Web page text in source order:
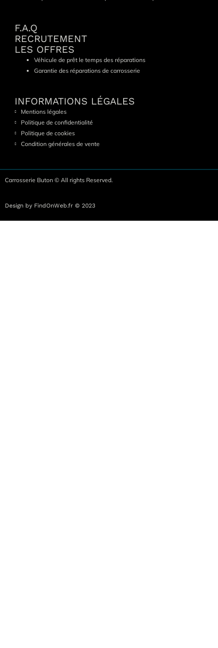
F.A.Q
RECRUTEMENT
LES OFFRES
Véhicule de prêt le temps des réparations
Garantie des réparations de carrosserie
INFORMATIONS LÉGALES
Mentions légales
Politique de confidentialité
Politique de cookies
Condition générales de vente
Carrosserie Buton © All rights Reserved.
Design by FindOnWeb.fr © 2023